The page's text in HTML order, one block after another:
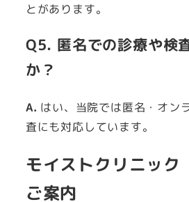
とがあります。
Q5. 匿名での診療や検
か？
A. はい、当院では匿名・オン
査にも対応しています。
モイストクリニック
ご案内